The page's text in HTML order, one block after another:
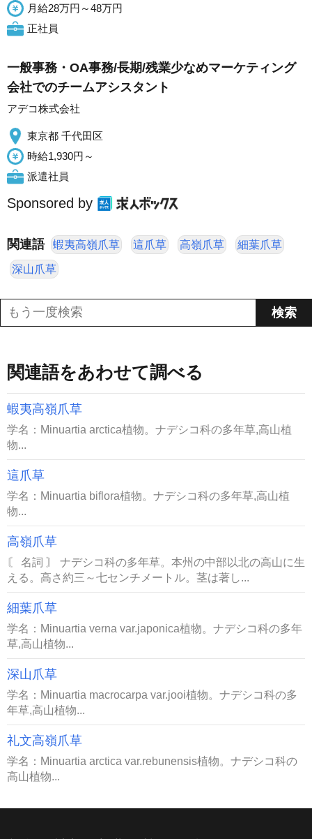
月給28万円～48万円
正社員
一般事務・OA事務/長期/残業少なめマーケティング
会社でのチームアシスタント
アデコ株式会社
東京都 千代田区
時給1,930円～
派遣社員
Sponsored by
関連語 蝦夷高嶺爪草 這爪草 高嶺爪草 細葉爪草
深山爪草
関連語をあわせて調べる
蝦夷高嶺爪草
学名：Minuartia arctica植物。ナデシコ科の多年草,高山植
物...
這爪草
学名：Minuartia biflora植物。ナデシコ科の多年草,高山植
物...
高嶺爪草
〘 名詞 〙 ナデシコ科の多年草。本州の中部以北の高山に生
える。高さ約三～七センチメートル。茎は著し...
細葉爪草
学名：Minuartia verna var.japonica植物。ナデシコ科の多年
草,高山植物...
深山爪草
学名：Minuartia macrocarpa var.jooi植物。ナデシコ科の多
年草,高山植物...
礼文高嶺爪草
学名：Minuartia arctica var.rebunensis植物。ナデシコ科の
高山植物...